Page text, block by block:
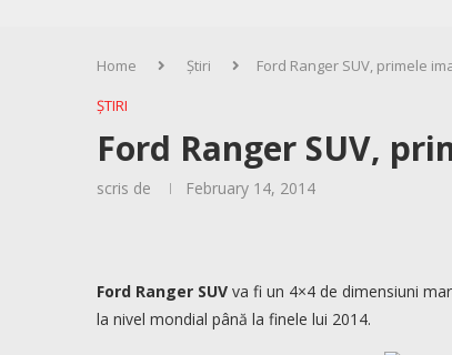
Home Știri
Ford Ranger SUV, primele
ȘTIRI
Ford Ranger SUV,
scris de February 14, 2014
Ford Ranger SUV va fi un 4×4 de dimensiuni
la nivel mondial până la finele lui 2014.